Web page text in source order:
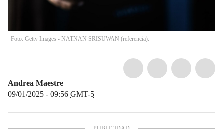
Foto: Getty Images - NATNAN SRISUWAN (referencia).
Andrea Maestre
09/01/2025 - 09:56 GMT-5